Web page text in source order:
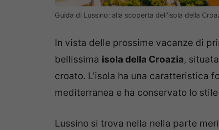
Guida di Lussino: alla scoperta dell’isola della
In vista delle prossime vacanze di
bellissima isola della Croazia,
croato. L’isola ha una caratteristica
mediterranea e ha conservato lo
Lussino si trova nella nella parte